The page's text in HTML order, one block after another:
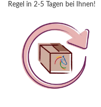
Regel in 2-5 Tagen bei Ihnen!